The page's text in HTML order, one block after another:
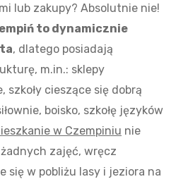
lub zakupy? Absolutnie nie!
to dynamicznie
, dlatego posiadają
m.in.: sklepy
cieszące się dobrą
boisko, szkołę języków
w Czempiniu nie
zajęć, wręcz
się w pobliżu lasy i jeziora na